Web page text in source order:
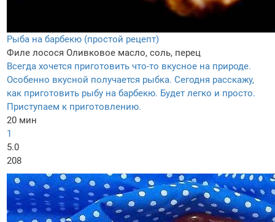
Рыба на барбекю (простой рецепт)
Филе лосося Оливковое масло, соль, перец
Всегда хочется приготовить что-то вкусное на природе.
Особенно вкусной получается рыбка. Сегодня расскажу,
как приготовить рыбу на барбекю. Будет легко и просто.
Приступаем к приготовлению.
20 мин
1
5.0
208